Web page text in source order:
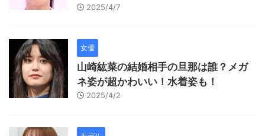
2025/4/7
女優
山崎紘菜の結婚相手の旦那は誰？メガ
ネ姿が超かわいい！水着姿も！
2025/4/2